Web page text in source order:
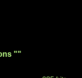
""